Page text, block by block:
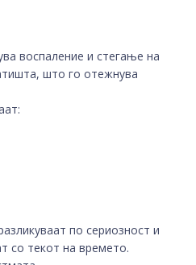
воспаление и стегање на
што го отежнува
по сериозност и
со текот на времето.